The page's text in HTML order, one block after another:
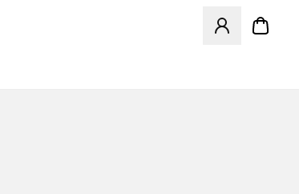
Megnyit egy